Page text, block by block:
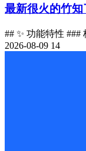
最新很火的竹
## ✨ 功能特性
2026-08-09 14